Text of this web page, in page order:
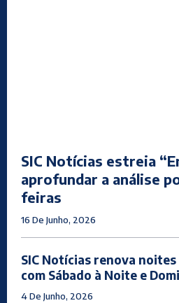
SIC Notícias estreia
aprofundar a análise
feiras
16 De Junho, 2026
SIC Notícias renova
com Sábado à Noite e
4 De Junho, 2026